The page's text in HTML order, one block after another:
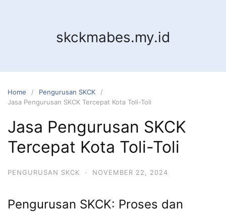
skckmabes.my.id
Home
Pengurusan SKCK
Jasa Pengurusan SKCK Tercepat Kota Toli-Toli
Jasa Pengurusan SKCK
Tercepat Kota Toli-Toli
PENGURUSAN SKCK · NOVEMBER 22, 2024
Pengurusan SKCK: Proses dan